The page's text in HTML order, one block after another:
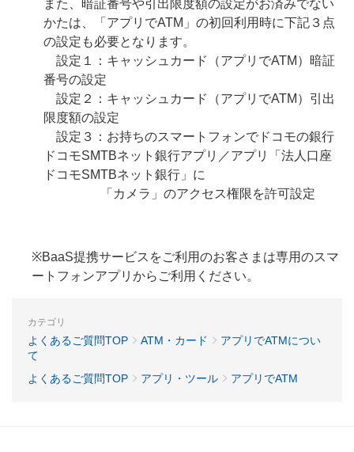
また、暗証番号や引出限度額の設定がお済みでない
かたは、「アプリでATM」の初回利用時に下記３点
の設定も必要となります。
設定１：キャッシュカード（アプリでATM）暗証
番号の設定
設定２：キャッシュカード（アプリでATM）引出
限度額の設定
設定３：お持ちのスマートフォンでドコモの銀行
ドコモSMTBネット銀行アプリ／アプリ「法人口座
ドコモSMTBネット銀行」に
「カメラ」のアクセス権限を許可設定
※BaaS提携サービスをご利用のお客さまは専用のスマ
ートフォンアプリからご利用ください。
カテゴリ
よくあるご質問TOP ATM・カード
アプリでATMについ
て
よくあるご質問TOP
アプリ・ツール アプリでATM